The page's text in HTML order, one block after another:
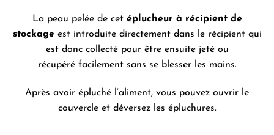
La peau pelée de cetéplucheur à récipient de
stockageest introduite directement dans le récipient qui
est donc collecté pour être ensuite jeté ou
récupéré facilement sans se blesser les mains.
Après avoir épluché l’aliment, vous pouvez ouvrir le
couvercle et déversez les épluchures.